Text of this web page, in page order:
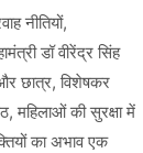
नीतियों,
डॉ वीरेंद्र सिंह
छात्र, विशेषकर
महिलाओं की सुरक्षा में
का अभाव एक